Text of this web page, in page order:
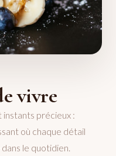
vivre
instants précieux :
où chaque détail
le quotidien.